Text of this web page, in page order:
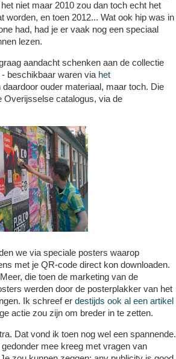
niet maar 2010 zou dan toch echt het
worden, en toen 2012... Wat ook hip was in
had, had je er vaak nog een speciaal
lezen.
aandacht schenken aan de collectie
beschikbaar waren via het
ouder materiaal, maar toch. Die
Overijsselse catalogus, via de
we via speciale posters waarop
met je QR-code direct kon downloaden.
die toen de marketing van de
werden door de posterplakker van het
Ik schreef er destijds ook al een artikel
actie zou zijn om breder in te zetten.
Dat vond ik toen nog wel een spannende.
mee kreeg met vragen van